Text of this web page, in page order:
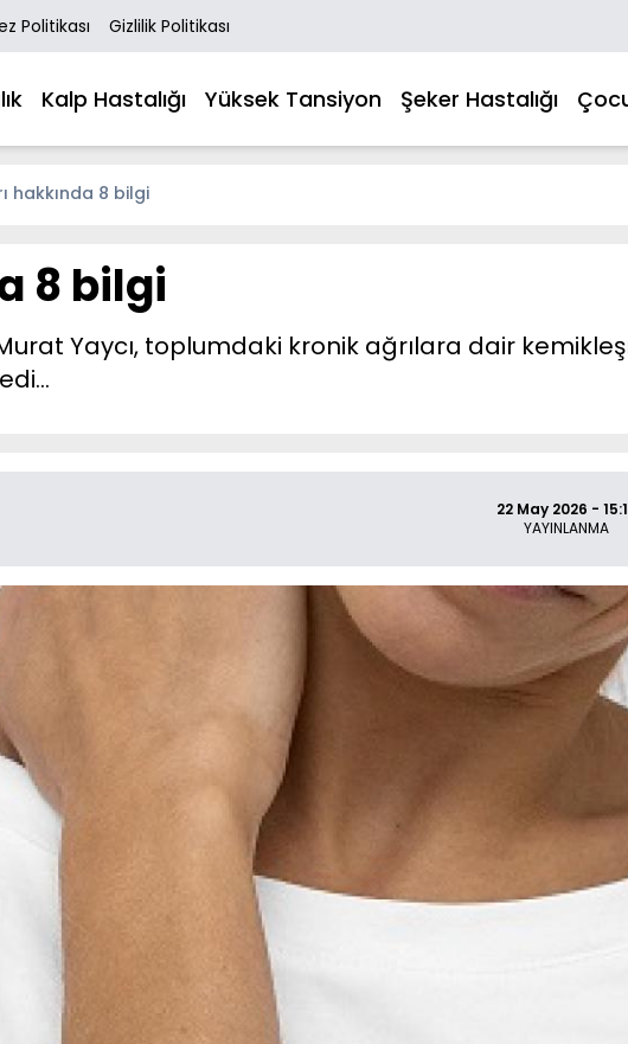
Politikası Gizlilik Politikası
Kalp Hastalığı Yüksek Tansiyon Şeker Hastalığı
hakkında 8 bilgi
8 bilgi
Murat Yaycı, toplumdaki kronik ağrılara dair
22 May 2026 -
YAYINLANMA